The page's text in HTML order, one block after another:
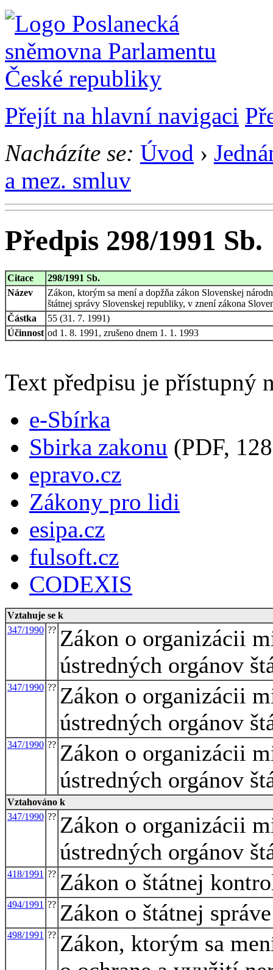
Přejít na hlavní navigaci
Nacházíte se: Úvod ›
a mez. smluv
Předpis 298/1991 Sb.
Citace
298/1991 Sb.
Název
Zákon, ktorým sa mení a dopžňa zákon Slovenskej
štátnej správy Slovenskej republiky, v znení zákona
Částka
55 (31. 7. 1991)
Účinnost od 1. 8. 1991, zrušeno dnem 1. 1. 1993
Text předpisu je přístupný
e-Sbírka
Sbirka zakonu (PDF,
epravo.cz
Zákony pro lidi
esipa.cz
fulsoft.cz
CODEXIS
Vztahuje se k
347/1990 ?? Zákon o organizácii
ústredných orgánov
347/1990 ?? Zákon o organizácii
ústredných orgánov
347/1990 ?? Zákon o organizácii
ústredných orgánov
Vztahováno k
347/1990 ?? Zákon o organizácii
ústredných orgánov
418/1991 ?? Zákon o štátnej
494/1991 ?? Zákon o štátnej
498/1991 ?? Zákon, ktorým sa